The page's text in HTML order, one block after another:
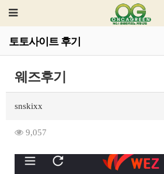
토토사이트 후기
웨즈후기
snskixx
9,057